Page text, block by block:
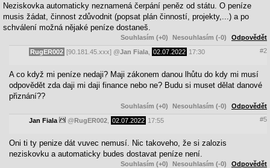
Neziskovka automaticky neznamená čerpání peněz od státu. O peníze
musis žádat, činnost zdůvodnit (popsat plán činností, projekty,...) a po
schválení možná nějaké peníze dostaneš.
Souhlasím (+0) Nesouhlasím (-0) Odpovědět
RugER002 [90.181.45.xxx] @Jan Fiala 02.07.2022 17:30 #2
A co když mi peníze nedaji? Maji zákonem danou lhůtu do kdy mi musí
odpovědět zda daji mi daji finance nebo ne? Budu si muset dělat danové
přiznání??
Souhlasím (+0) Nesouhlasím (-0) Odpovědět
Jan Fiala @RugER002 02.07.2022 17:55 #5
Oni ti ty penize dát vuvec nemusí. Nic takoveho, že si zalozis
neziskovku a automaticky budes dostavat peníze není.
Souhlasím (+0) Nesouhlasím (-0) Odpovědět